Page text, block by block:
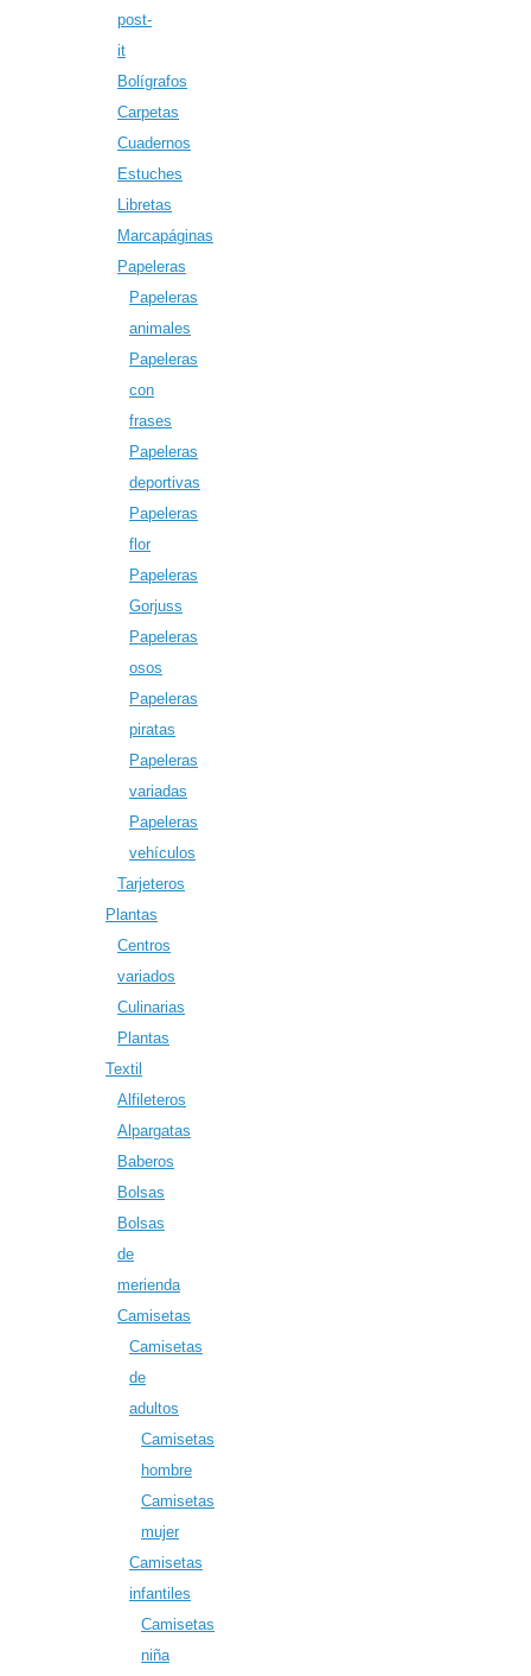
post-
it
Bolígrafos
Carpetas
Cuadernos
Estuches
Libretas
Marcapáginas
Papeleras
Papeleras
animales
Papeleras
con
frases
Papeleras
deportivas
Papeleras
flor
Papeleras
Gorjuss
Papeleras
osos
Papeleras
piratas
Papeleras
variadas
Papeleras
vehículos
Tarjeteros
Plantas
Centros
variados
Culinarias
Plantas
Textil
Alfileteros
Alpargatas
Baberos
Bolsas
Bolsas
de
merienda
Camisetas
Camisetas
de
adultos
Camisetas
hombre
Camisetas
mujer
Camisetas
infantiles
Camisetas
niña